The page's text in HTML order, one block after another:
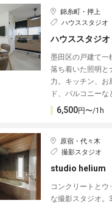
錦糸町・押上
ハウススタジオ
ハウススタジオ
墨田区の戸建て一
落ち着いた照明と
力。キッチン、お
ド、バルコニーな
6,500円〜/1h
原宿・代々木
撮影スタジオ
studio helium
コンクリートとウ
な撮影スタジオ。